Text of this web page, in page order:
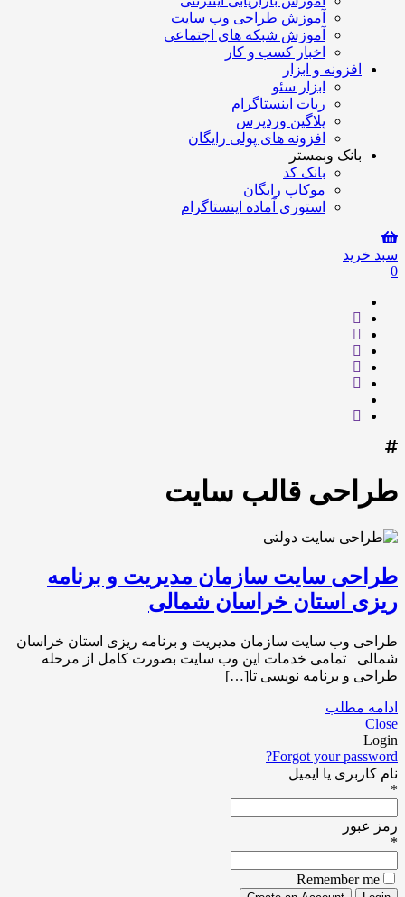
آموزش طراحی وب سایت
آموزش شبکه های اجتماعی
اخبار کسب و کار
افزونه و ابزار
ابزار سئو
ربات اینستاگرام
پلاگین وردپرس
افزونه های پولی رایگان
بانک وبمستر
بانک کد
موکاپ رایگان
استوری آماده اینستاگرام
سبد خرید
0
طراحی قالب سایت
طراحی سایت سازمان مدیریت و برنامه
ریزی استان خراسان شمالی
طراحی وب سایت سازمان مدیریت و برنامه ریزی استان خراسان
شمالی تمامی خدمات این وب سایت بصورت کامل از مرحله
طراحی و برنامه نویسی تا[…]
ادامه مطلب
Close
Login
Forgot your password?
نام کاربری یا ایمیل
*
رمز عبور
*
Remember me